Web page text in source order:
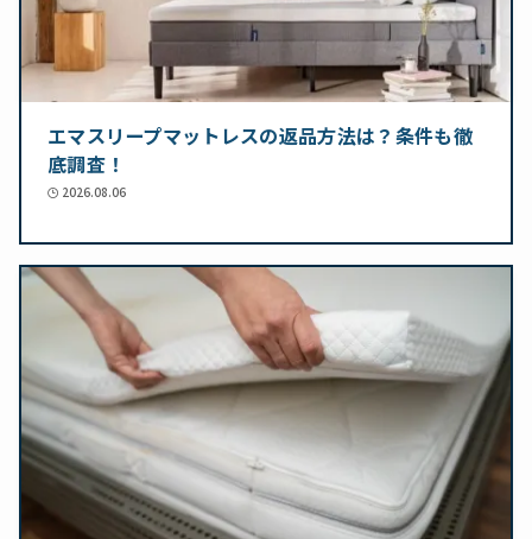
エマスリープマットレスの返品方法は？条件も徹
底調査！
2026.08.06